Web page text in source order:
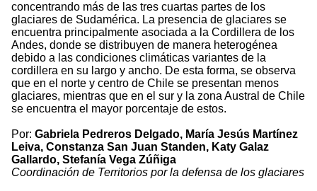
concentrando más de las tres cuartas partes de los
glaciares de Sudamérica. La presencia de glaciares se
encuentra principalmente asociada a la Cordillera de los
Andes, donde se distribuyen de manera heterogénea
debido a las condiciones climáticas variantes de la
cordillera en su largo y ancho. De esta forma, se observa
que en el norte y centro de Chile se presentan menos
glaciares, mientras que en el sur y la zona Austral de Chile
se encuentra el mayor porcentaje de estos.
Por: Gabriela Pedreros Delgado, María Jesús Martínez
Leiva, Constanza San Juan Standen, Katy Galaz
Gallardo, Stefanía Vega Zúñiga
Coordinación de Territorios por la defensa de los glaciares